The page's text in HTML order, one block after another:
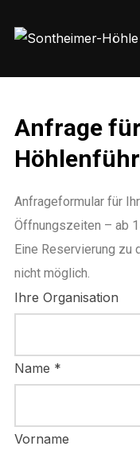
Inhalten
Anfrage
Anfrageformular für
Öffnungszeiten – ab
Eine Reservierung
nicht möglich.
Ihre Organisation
Name *
Vorname